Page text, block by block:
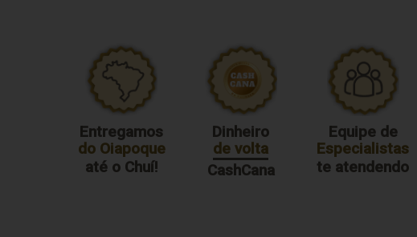
Entregamos
do Oiapoque
até o Chuí!
Dinheiro
de volta
CashCana
Equipe de
Especialistas
te atendendo